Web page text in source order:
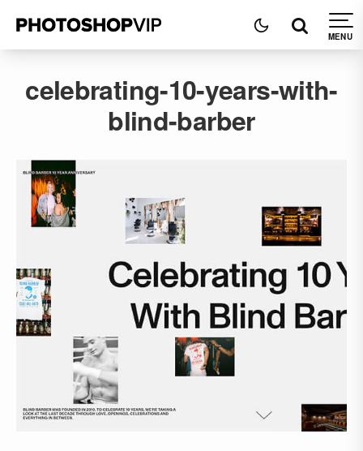
celebrating-10-years-with-
blind-barber